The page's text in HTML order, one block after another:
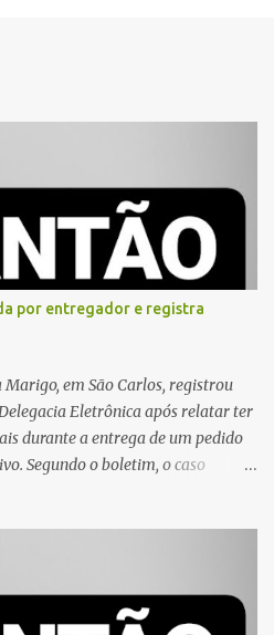
por entregador e registra
em São Carlos, registrou
Eletrônica após relatar ter
durante a entrega de um pedido
Segundo o boletim, o caso
o registro policial, a vítima relatou
a ser ofendida com palavras de